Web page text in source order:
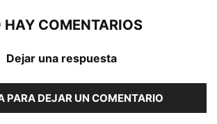
HAY COMENTARIOS
Dejar una respuesta
PARA DEJAR UN COMENTARIO